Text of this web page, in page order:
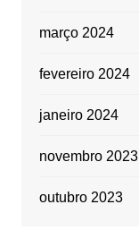
março 2024
fevereiro 2024
janeiro 2024
novembro 2023
outubro 2023